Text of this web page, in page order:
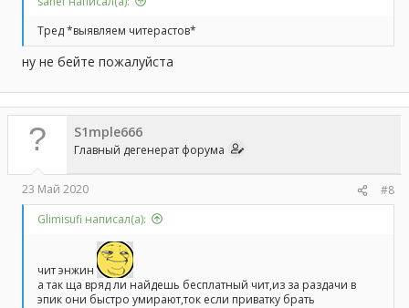
Тред *выявляем читерастов*
ну не бейте пожалуйста
S1mple666
Главный дегенерат форума
23 Май 2020
#8
Glimisufi написал(а):
чит энжин
а так ща вряд ли найдешь бесплатный чит,из за раздачи в
эпик они быстро умирают,ток если приватку брать